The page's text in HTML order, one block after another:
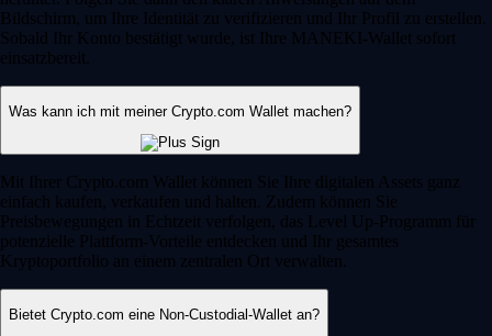
Bildschirm, um Ihre Identität zu verifizieren und Ihr Profil zu erstellen.
Sobald Ihr Konto bestätigt wurde, ist Ihre MANEKI-Wallet sofort
einsatzbereit.
Was kann ich mit meiner Crypto.com Wallet machen?
Mit Ihrer Crypto.com Wallet können Sie Ihre digitalen Assets ganz
einfach kaufen, verkaufen und halten. Zudem können Sie
Preisbewegungen in Echtzeit verfolgen, das Level Up-Programm für
potenzielle Plattform-Vorteile entdecken und Ihr gesamtes
Kryptoportfolio an einem zentralen Ort verwalten.
Bietet Crypto.com eine Non-Custodial-Wallet an?